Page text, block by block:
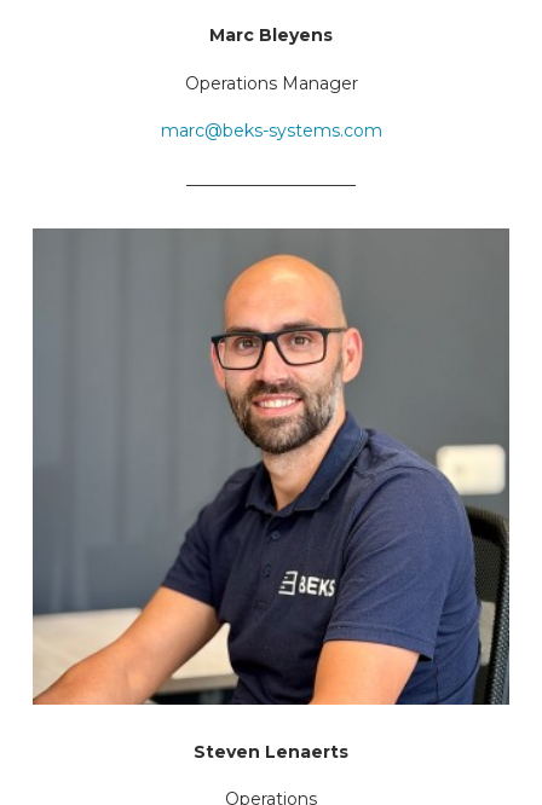
Marc Bleyens
Operations Manager
marc@beks-systems.com
Steven Lenaerts
Operations